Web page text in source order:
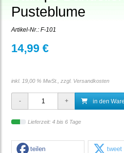
Pusteblume
Artikel-Nr.: F-101
14,99 €
inkl. 19,00 % MwSt., zzgl. Versandkosten
in den
Lieferzeit: 4 bis 6 Tage
teilen tweet